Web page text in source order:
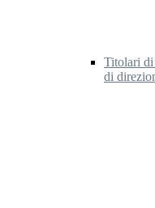
Titolari
di